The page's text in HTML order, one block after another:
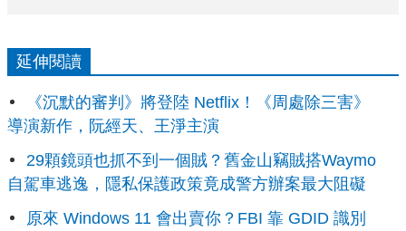
延伸閱讀
《沉默的審判》將登陸 Netflix！《周處除三害》
導演新作，阮經天、王淨主演
29顆鏡頭也抓不到一個賊？舊金山竊賊搭Waymo
自駕車逃逸，隱私保護政策竟成警方辦案最大阻礙
原來 Windows 11 會出賣你？FBI 靠 GDID 識別